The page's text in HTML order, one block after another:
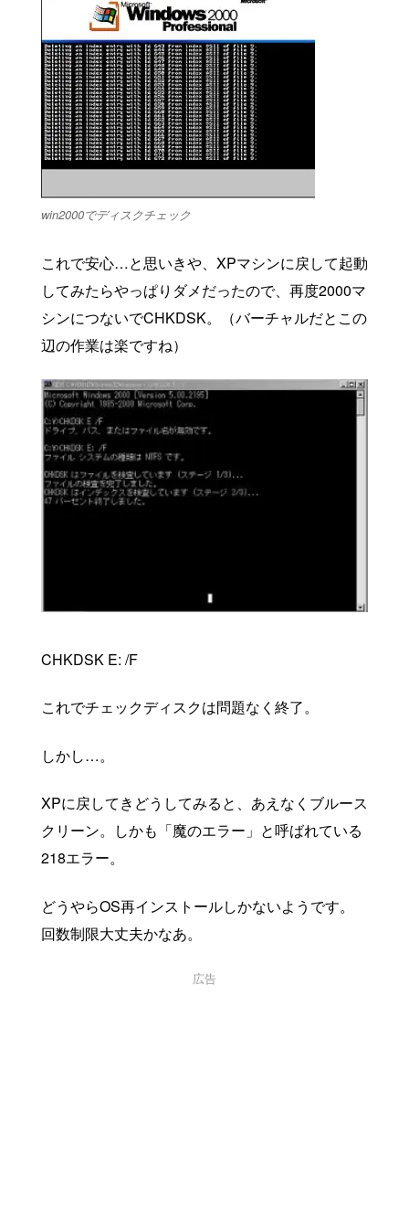
win2000でディスクチェック
これで安心…と思いきや、XPマシンに戻して起動
してみたらやっぱりダメだったので、再度2000マ
シンにつないでCHKDSK。（バーチャルだとこの
辺の作業は楽ですね）
CHKDSK E: /F
これでチェックディスクは問題なく終了。
しかし…。
XPに戻してきどうしてみると、あえなくブルース
クリーン。しかも「魔のエラー」と呼ばれている
218エラー。
どうやらOS再インストールしかないようです。
回数制限大丈夫かなあ。
広告